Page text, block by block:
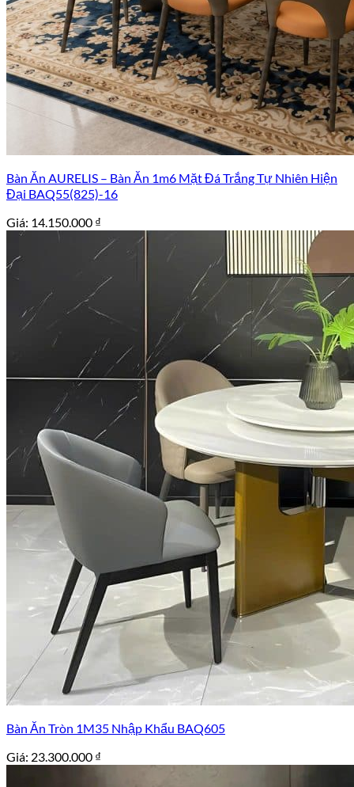
Bàn Ăn AURELIS – Bàn Ăn 1m6 Mặt Đá Trắng Tự Nhiên Hiện
Đại BAQ55(825)-16
Giá: 14.150.000 ₫
Bàn Ăn Tròn 1M35 Nhập Khẩu BAQ605
Giá: 23.300.000 ₫